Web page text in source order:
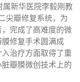
新华医院李毅刚教
尖瓣修复系统，为
完成了高难度的微
修复手术圆满成
治疗方面取得了重
瓣膜微创技术上的